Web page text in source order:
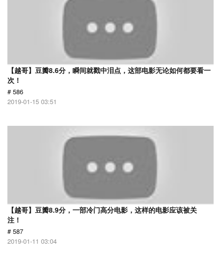
【越哥】豆瓣8.6分，瞬间就戳中泪点，这部电影无论如何都要看一
次！
# 586
2019-01-15 03:51
【越哥】豆瓣8.9分，一部冷门高分电影，这样的电影应该被关
注！
# 587
2019-01-11 03:04